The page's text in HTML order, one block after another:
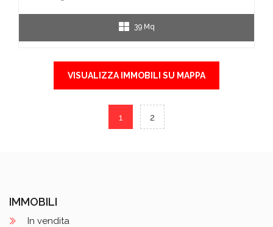
39 Mq
VISUALIZZA IMMOBILI SU MAPPA
1 2
IMMOBILI
In vendita